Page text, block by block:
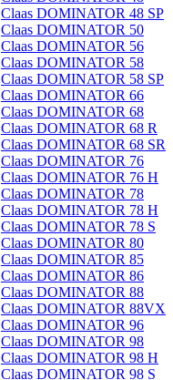
Claas DOMINATOR 48 SP
Claas DOMINATOR 50
Claas DOMINATOR 56
Claas DOMINATOR 58
Claas DOMINATOR 58 SP
Claas DOMINATOR 66
Claas DOMINATOR 68
Claas DOMINATOR 68 R
Claas DOMINATOR 68 SR
Claas DOMINATOR 76
Claas DOMINATOR 76 H
Claas DOMINATOR 78
Claas DOMINATOR 78 H
Claas DOMINATOR 78 S
Claas DOMINATOR 80
Claas DOMINATOR 85
Claas DOMINATOR 86
Claas DOMINATOR 88
Claas DOMINATOR 88VX
Claas DOMINATOR 96
Claas DOMINATOR 98
Claas DOMINATOR 98 H
Claas DOMINATOR 98 S